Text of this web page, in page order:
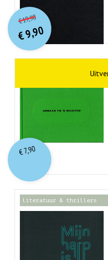
€19,90O
orspr
onkelijke
prijs
was:
€ 19,90.
€9,90
Huidige
prijs
is:
€ 9,90.
€7,90
literatuur & thrillers